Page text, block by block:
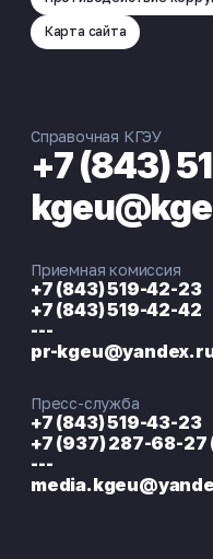
Карта сайта
Справочная КГЭУ
+7 (843)
Приемная комиссия
+7 (843) 519-42-23
+7 (843) 519-42-42
---
pr-
Пресс-служба
+7 (843) 519-43-23
+7 (937) 287-68-
---